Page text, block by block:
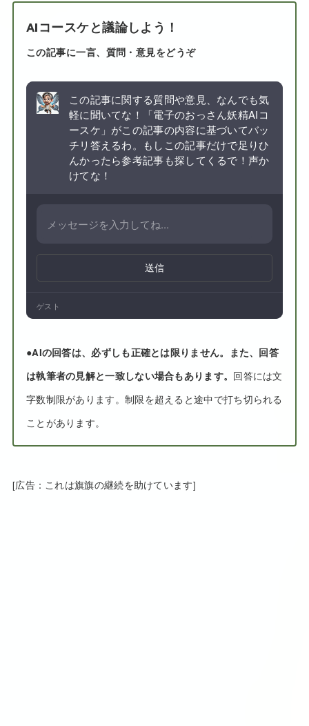
AIコースケと議論しよう！
この記事に一言、質問・意見をどうぞ
この記事に関する質問や意見、なんでも気
軽に聞いてな！「電子のおっさん妖精AIコ
ースケ」がこの記事の内容に基づいてバッ
チリ答えるわ。もしこの記事だけで足りひ
んかったら参考記事も探してくるで！声か
けてな！
送信
ゲスト
●AIの回答は、必ずしも正確とは限りません。また、回答
は執筆者の見解と一致しない場合もあります。 回答には文
字数制限があります。制限を超えると途中で打ち切られる
ことがあります。
[広告：これは旗旗の継続を助けています]